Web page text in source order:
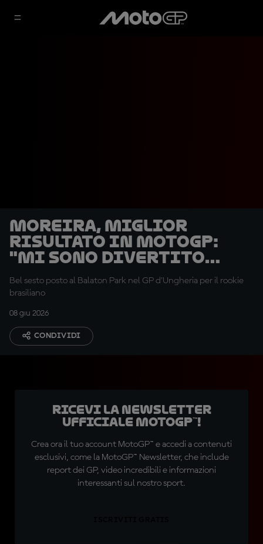
Moreira, miglior
risultato in MotoGP:
"Mi sono divertito
tanto"
Bel sesto posto al Balaton Park nel GP d'Ungheria per il rookie
brasiliano
08 giu 2026
CONDIVIDI
Ricevi la newsletter
ufficiale MotoGP™!
Crea ora il tuo account MotoGP™ e accedi a contenuti
esclusivi, come la MotoGP™ Newsletter, che include
report dei GP, video incredibili e informazioni
interessanti sul nostro sport.